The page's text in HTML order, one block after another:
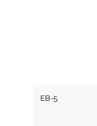
EB-5